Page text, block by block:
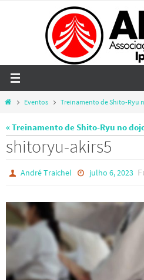
HomeEventos Treinamento de Shito-Ryu
« Treinamento de Shito-Ryu no
shitoryu-akirs5
André Traichel julho 6, 2023